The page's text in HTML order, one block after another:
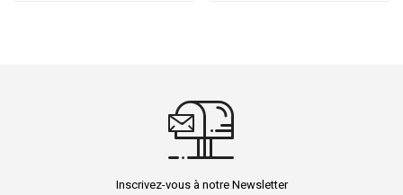
Inscrivez-vous à notre Newsletter